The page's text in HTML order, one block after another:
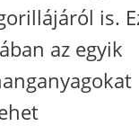
is.
az egyik